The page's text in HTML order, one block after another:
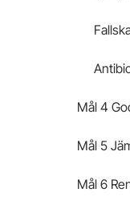
Mål 4
Mål 5
Mål 6